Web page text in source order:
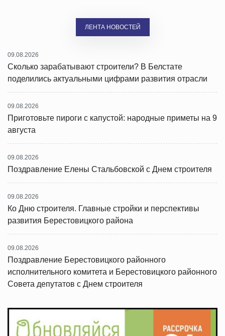
ЛЕНТА НОВОСТЕЙ
09.08.2026
Сколько зарабатывают строители? В Белстате
поделились актуальными цифрами развития отрасли
09.08.2026
Приготовьте пироги с капустой: народные приметы на 9
августа
09.08.2026
Поздравление Елены Стальбовской с Днем строителя
09.08.2026
Ко Дню строителя. Главные стройки и перспективы
развития Берестовицкого района
09.08.2026
Поздравление Берестовицкого районного
исполнительного комитета и Берестовицкого районного
Совета депутатов с Днем строителя